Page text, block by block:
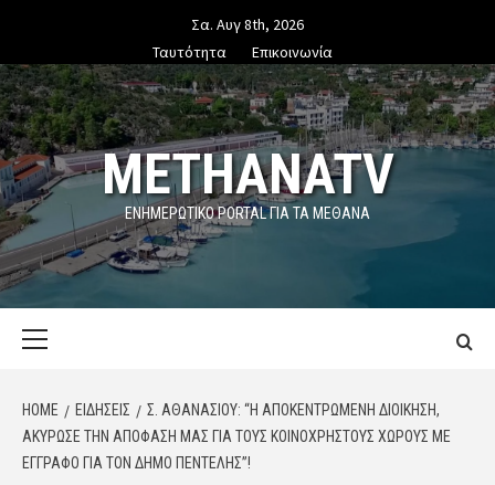
content
Σα. Αυγ 8th, 2026
Ταυτότητα
Επικοινωνία
METHANATV
ΕΝΗΜΕΡΩΤΙΚΌ PORTAL ΓΙΑ ΤΑ ΜΕΘΑΝΑ
HOME ΕΙΔΗΣΕΙΣ
Σ. ΑΘΑΝΑΣΊΟΥ: “Η ΑΠΟΚΕΝΤΡΩΜΈΝΗ ΔΙΟΊΚΗΣΗ,
ΑΚΎΡΩΣΕ ΤΗΝ ΑΠΌΦΑΣΗ ΜΑΣ ΓΙΑ ΤΟΥΣ ΚΟΙΝΌΧΡΗΣΤΟΥΣ ΧΏΡΟΥΣ ΜΕ
ΈΓΓΡΑΦΟ ΓΙΑ ΤΟΝ ΔΉΜΟ ΠΕΝΤΈΛΗΣ”!